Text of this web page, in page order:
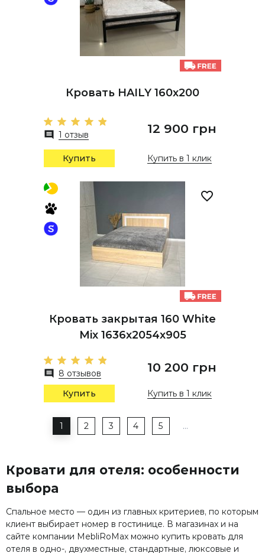
Кровать HAILY 160х200
1 отзыв 12 900 грн
Купить Купить в 1 клик
Кровать закрытая 160 White
Mix 1636х2054х905
8 отзывов 10 200 грн
Купить Купить в 1 клик
1 2 3 4 5 …
Кровати для отеля: особенности
выбора
Спальное место — один из главных критериев, по которым
клиент выбирает номер в гостинице. В магазинах и на
сайте компании MebliRoMax можно купить кровать для
отеля в одно-, двухместные, стандартные, люксовые и